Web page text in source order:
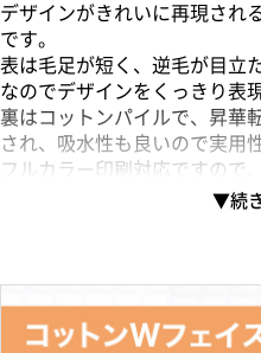
デザインがきれいに再現され
です。
表は毛足が短く、逆毛が目立
なのでデザインをくっきり表
裏はコットンパイルで、昇華
され、吸水性も良いので実用
フルカラー印刷対応ですので